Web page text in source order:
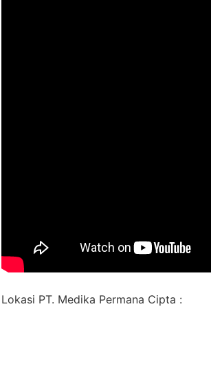
Lokasi PT. Medika Permana Cipta :